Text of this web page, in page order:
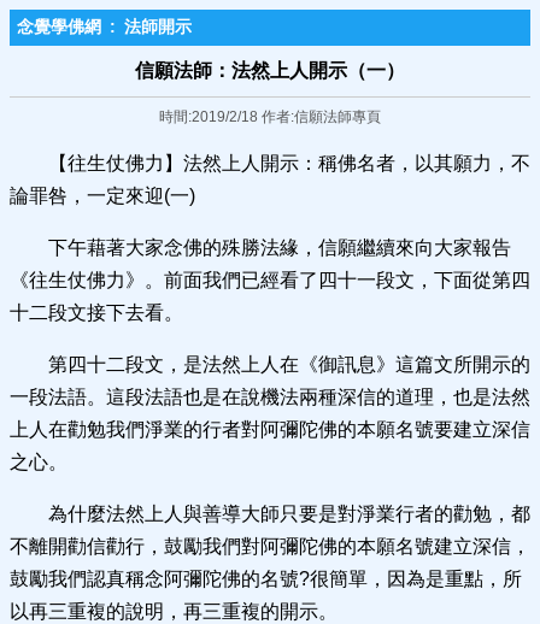
念覺學佛網 : 法師開示
信願法師：法然上人開示（一）
時間:2019/2/18 作者:信願法師專頁
【往生仗佛力】法然上人開示：稱佛名者，以其願力，不
論罪咎，一定來迎(一)
下午藉著大家念佛的殊勝法緣，信願繼續來向大家報告
《往生仗佛力》。前面我們已經看了四十一段文，下面從第四
十二段文接下去看。
第四十二段文，是法然上人在《御訊息》這篇文所開示的
一段法語。這段法語也是在說機法兩種深信的道理，也是法然
上人在勸勉我們淨業的行者對阿彌陀佛的本願名號要建立深信
之心。
為什麼法然上人與善導大師只要是對淨業行者的勸勉，都
不離開勸信勸行，鼓勵我們對阿彌陀佛的本願名號建立深信，
鼓勵我們認真稱念阿彌陀佛的名號?很簡單，因為是重點，所
以再三重複的說明，再三重複的開示。